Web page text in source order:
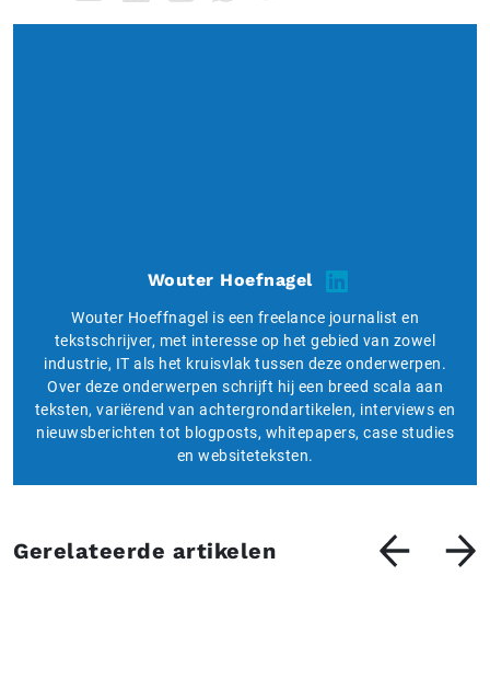
Wouter Hoefnagel
Wouter Hoeffnagel is een freelance journalist en
tekstschrijver, met interesse op het gebied van zowel
industrie, IT als het kruisvlak tussen deze onderwerpen.
Over deze onderwerpen schrijft hij een breed scala aan
teksten, variërend van achtergrondartikelen, interviews en
nieuwsberichten tot blogposts, whitepapers, case studies
en websiteteksten.
Gerelateerde artikelen